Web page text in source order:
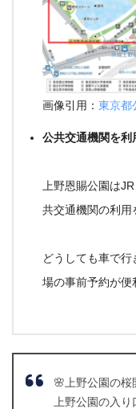
画像引用： 東京都
公共交通機関を利
上野恩賜公園はJR
共交通機関の利用
どうしても車で行
場の事前予約が便
🌸上野公園の桜
上野公園の入